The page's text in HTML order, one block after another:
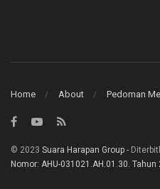
Home About Pedoman
© 2023 Suara Harapan Group -
Nomor: AHU-031021.AH.01.30. Tahun